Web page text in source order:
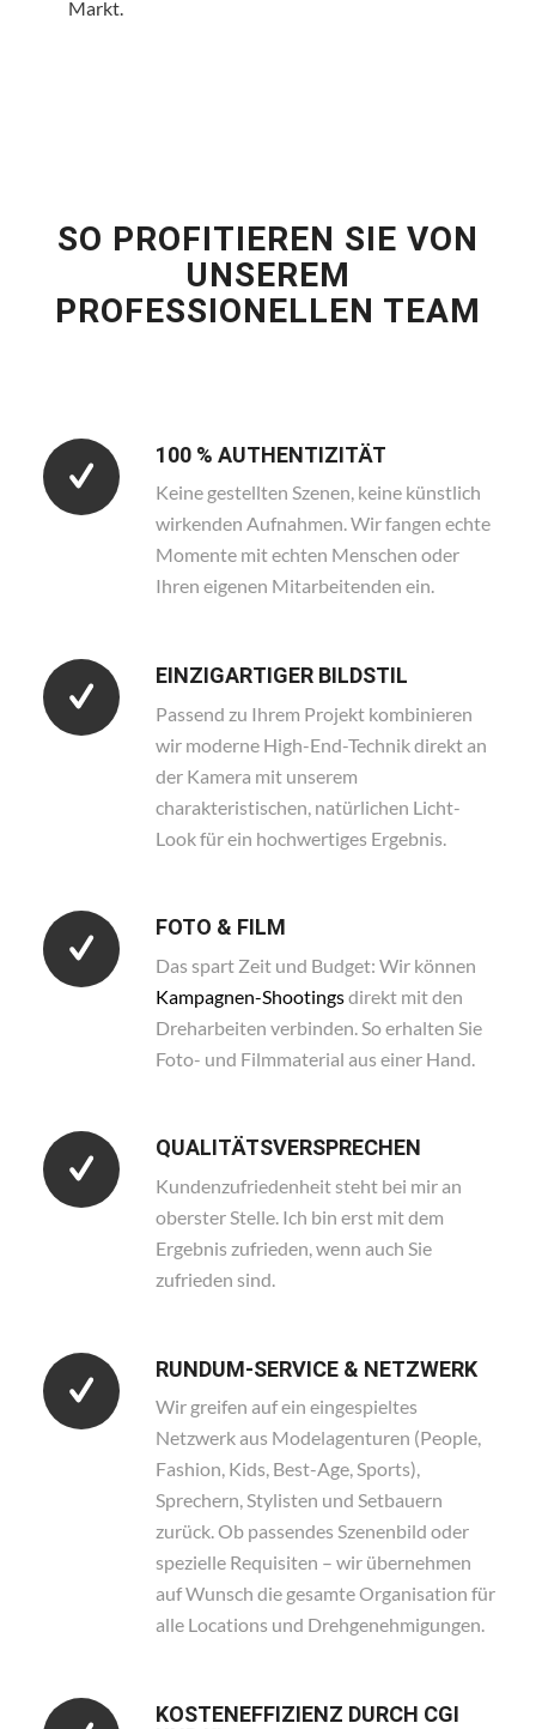
Markt.
SO PROFITIEREN SIE VON
UNSEREM
PROFESSIONELLEN TEAM
100 % AUTHENTIZITÄT
Keine gestellten Szenen, keine künstlich
wirkenden Aufnahmen. Wir fangen echte
Momente mit echten Menschen oder
Ihren eigenen Mitarbeitenden ein.
EINZIGARTIGER BILDSTIL
Passend zu Ihrem Projekt kombinieren
wir moderne High-End-Technik direkt an
der Kamera mit unserem
charakteristischen, natürlichen Licht-
Look für ein hochwertiges Ergebnis.
FOTO & FILM
Das spart Zeit und Budget: Wir können
Kampagnen-Shootingsdirekt mit den
Dreharbeiten verbinden. So erhalten Sie
Foto- und Filmmaterial aus einer Hand.
QUALITÄTSVERSPRECHEN
Kundenzufriedenheit steht bei mir an
oberster Stelle. Ich bin erst mit dem
Ergebnis zufrieden, wenn auch Sie
zufrieden sind.
RUNDUM-SERVICE & NETZWERK
Wir greifen auf ein eingespieltes
Netzwerk aus Modelagenturen (People,
Fashion, Kids, Best-Age, Sports),
Sprechern, Stylisten und Setbauern
zurück. Ob passendes Szenenbild oder
spezielle Requisiten – wir übernehmen
auf Wunsch die gesamte Organisation für
alle Locations und Drehgenehmigungen.
KOSTENEFFIZIENZ DURCH CGI